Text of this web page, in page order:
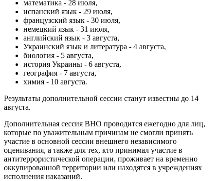
математика - 28 июля,
испанский язык - 29 июля,
французский язык - 30 июля,
немецкий язык - 31 июля,
английский язык - 3 августа,
Украинский язык и литература - 4 августа,
биология - 5 августа,
история Украины - 6 августа,
география - 7 августа,
химия - 10 августа.
Результаты дополнительной сессии станут известны до 14
августа.
Дополнительная сессия ВНО проводится ежегодно для лиц,
которые по уважительным причинам не смогли принять
участие в основной сессии внешнего независимого
оценивания, а также для тех, кто принимал участие в
антитеррористической операции, проживает на временно
оккупированной территории или находятся в учреждениях
исполнения наказаний.